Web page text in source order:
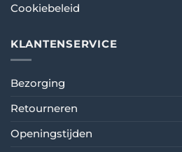
Cookiebeleid
KLANTENSERVICE
Bezorging
Retourneren
Openingstijden